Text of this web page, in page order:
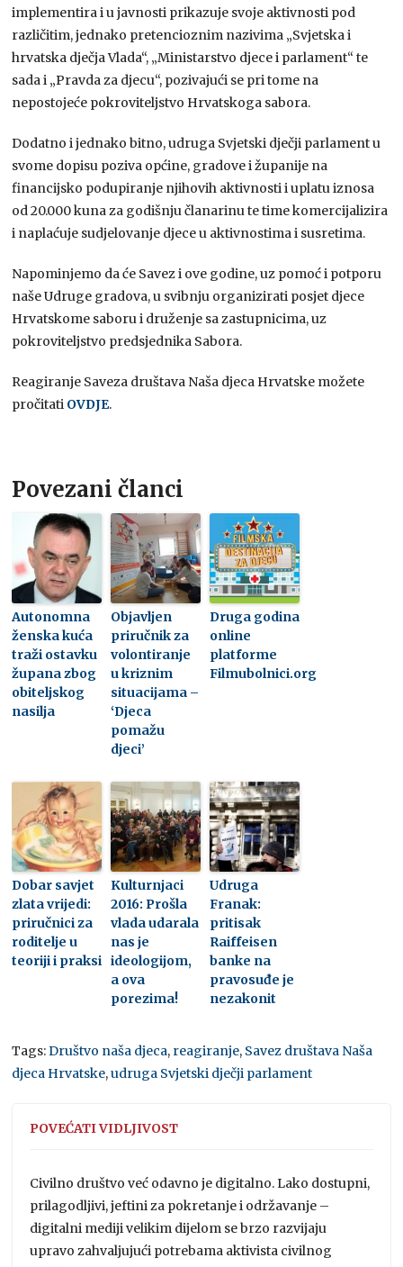
implementira i u javnosti prikazuje svoje aktivnosti pod
različitim, jednako pretencioznim nazivima „Svjetska i
hrvatska dječja Vlada“, „Ministarstvo djece i parlament“ te
sada i „Pravda za djecu“, pozivajući se pri tome na
nepostojeće pokroviteljstvo Hrvatskoga sabora.
Dodatno i jednako bitno, udruga Svjetski dječji parlament u
svome dopisu poziva općine, gradove i županije na
financijsko podupiranje njihovih aktivnosti i uplatu iznosa
od 20.000 kuna za godišnju članarinu te time komercijalizira
i naplaćuje sudjelovanje djece u aktivnostima i susretima.
Napominjemo da će Savez i ove godine, uz pomoć i potporu
naše Udruge gradova, u svibnju organizirati posjet djece
Hrvatskome saboru i druženje sa zastupnicima, uz
pokroviteljstvo predsjednika Sabora.
Reagiranje Saveza društava Naša djeca Hrvatske možete
pročitati OVDJE.
Povezani članci
Autonomna
ženska kuća
traži ostavku
župana zbog
obiteljskog
nasilja
Objavljen
priručnik za
volontiranje
u kriznim
situacijama –
‘Djeca
pomažu
djeci’
Druga godina
online
platforme
Filmubolnici.org
Dobar savjet
zlata vrijedi:
priručnici za
roditelje u
teoriji i praksi
Kulturnjaci
2016: Prošla
vlada udarala
nas je
ideologijom,
a ova
porezima!
Udruga
Franak:
pritisak
Raiffeisen
banke na
pravosuđe je
nezakonit
Tags:Društvo naša djeca, reagiranje, Savez društava Naša
djeca Hrvatske,udruga Svjetski dječji parlament
POVEĆATI VIDLJIVOST
Civilno društvo već odavno je digitalno. Lako dostupni,
prilagodljivi, jeftini za pokretanje i održavanje –
digitalni mediji velikim dijelom se brzo razvijaju
upravo zahvaljujući potrebama aktivista civilnog